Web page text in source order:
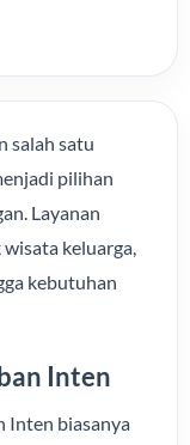
salah satu
pilihan
Layanan
keluarga,
kebutuhan
Inten
Inten biasanya